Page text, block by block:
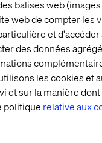
balises web
web de compter les
et d'accéder
des données
les cookies et
et sur la manière
politique relative aux
on gagne plus
!
Portal
Copco